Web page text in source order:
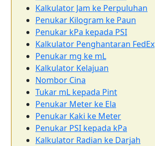
Kalkulator Jam ke Perpuluhan
Penukar Kilogram ke Paun
Penukar kPa kepada PSI
Kalkulator Penghantaran FedEx
Penukar mg ke mL
Kalkulator Kelajuan
Nombor Cina
Tukar mL kepada Pint
Penukar Meter ke Ela
Penukar Kaki ke Meter
Penukar PSI kepada kPa
Kalkulator Radian ke Darjah